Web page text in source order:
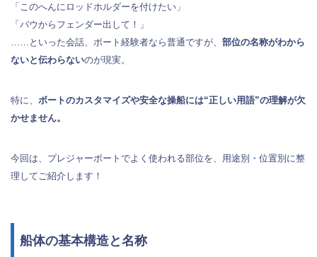
「このへんにロッドホルダーを付けたい」
「バウからフェンダー出して！」
……といった会話、ボート経験者なら普通ですが、 部位の名称がわから
ないと伝わらないのが現実。
特に、 ボートのカスタマイズや安全な操船には“正しい用語”の理解が欠
かせません。
今回は、プレジャーボートでよく使われる部位を、用途別・位置別に整
理してご紹介します！
船体の基本構造と名称